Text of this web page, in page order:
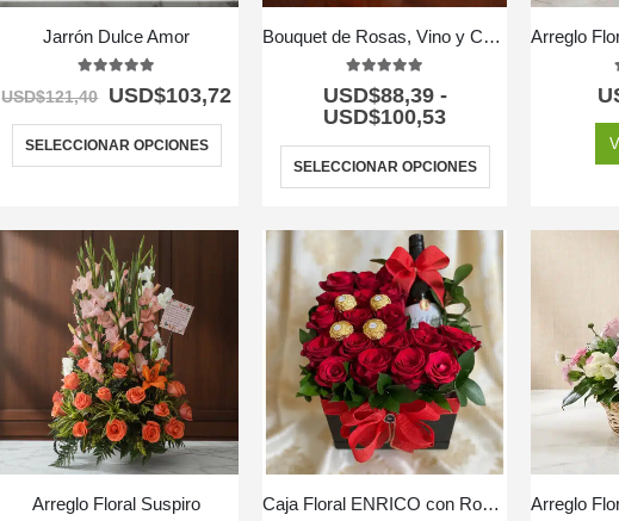
Jarrón Dulce Amor
out of 5
USD$121,40 USD$103,72
SELECCIONAR OPCIONES
Bouquet de Rosas, Vino y Chocolates
5.00out of 5
USD$88,39 -
USD$100,53
SELECCIONAR OPCIONES
Arreglo Floral Suspiro Caja Floral ENRICO con Rosas, Vino y Chocolates 🍷